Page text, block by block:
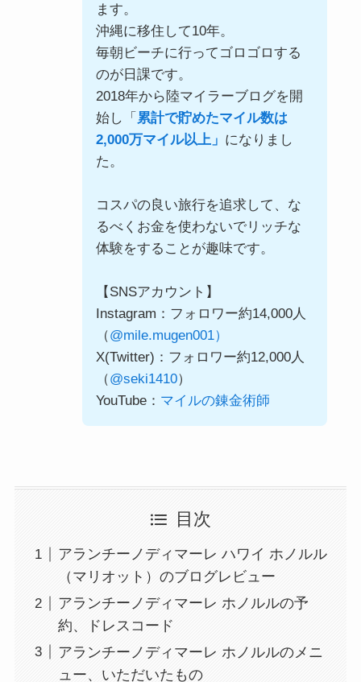
ます。
沖縄に移住して10年。
毎朝ビーチに行ってゴロゴロする
のが日課です。
2018年から陸マイラーブログを開
始し「 累計で貯めたマイル数は
2,000万マイル以上」 になりまし
た。
コスパの良い旅行を追求して、な
るべくお金を使わないでリッチな
体験をすることが趣味です。
【SNSアカウント】
Instagram：フォロワー約14,000人
（@mile.mugen001）
X(Twitter)：フォロワー約12,000人
（@seki1410）
YouTube： マイルの錬金術師
目次
アランチーノディマーレ ハワイ ホノルル
（マリオット）のブログレビュー
アランチーノディマーレ ホノルルの予
約、ドレスコード
アランチーノディマーレ ホノルルのメニ
ュー、いただいたもの